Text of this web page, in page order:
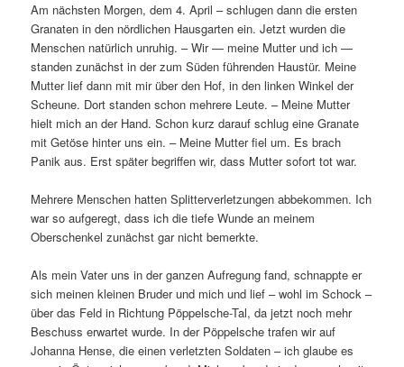
Am nächsten Morgen, dem 4. April – schlugen dann die ersten
Granaten in den nördlichen Hausgarten ein. Jetzt wurden die
Menschen natürlich unruhig. – Wir — meine Mutter und ich —
standen zunächst in der zum Süden führenden Haustür. Meine
Mutter lief dann mit mir über den Hof, in den linken Winkel der
Scheune. Dort standen schon mehrere Leute. – Meine Mutter
hielt mich an der Hand. Schon kurz darauf schlug eine Granate
mit Getöse hinter uns ein. – Meine Mutter fiel um. Es brach
Panik aus. Erst später begriffen wir, dass Mutter sofort tot war.
Mehrere Menschen hatten Splitterverletzungen abbekommen. Ich
war so aufgeregt, dass ich die tiefe Wunde an meinem
Oberschenkel zunächst gar nicht bemerkte.
Als mein Vater uns in der ganzen Aufregung fand, schnappte er
sich meinen kleinen Bruder und mich und lief – wohl im Schock –
über das Feld in Richtung Pöppelsche-Tal, da jetzt noch mehr
Beschuss erwartet wurde. In der Pöppelsche trafen wir auf
Johanna Hense, die einen verletzten Soldaten – ich glaube es